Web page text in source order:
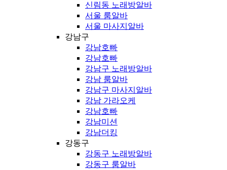
신림동 노래방알바
서울 룸알바
서울 마사지알바
강남구
강남호빠
강남호빠
강남구 노래방알바
강남 룸알바
강남구 마사지알바
강남 가라오케
강남호빠
강남미션
강남더킹
강동구
강동구 노래방알바
강동구 룸알바